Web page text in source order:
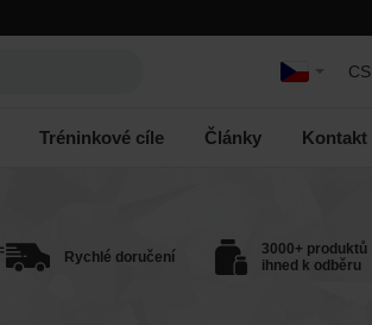
CS
Tréninkové cíle Články Kontakt
Rychlé doručení
3000+ produktů
ihned k odběru